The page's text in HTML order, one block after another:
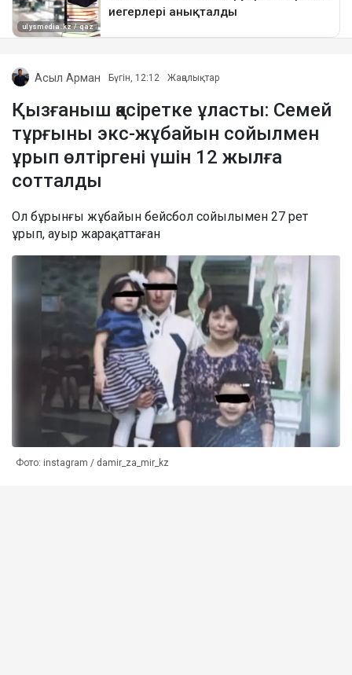
Асыл Арман Бүгін, 12:12 Жаңалықтар
Қызғаныш қасіретке ұласты: Семей
тұрғыны экс-жұбайын сойылмен
ұрып өлтіргені үшін 12 жылға
сотталды
Ол бұрынғы жұбайын бейсбол сойылымен 27 рет
ұрып, ауыр жарақаттаған
Фото: instagram / damir_za_mir_kz